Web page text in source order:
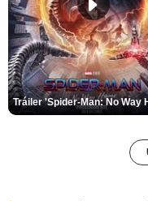
Tráiler 'Spider-Man: No Way